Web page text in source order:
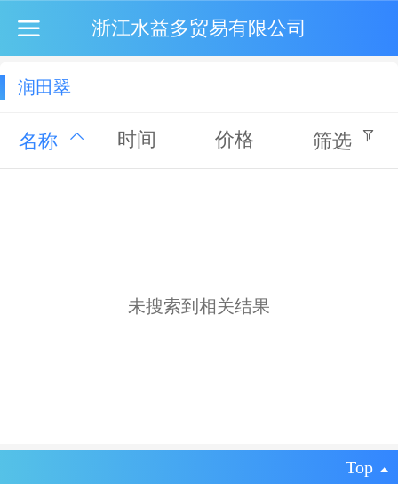
浙江水益多贸易有限公司
润田翠
名称 时间 价格 筛选
未搜索到相关结果
Top